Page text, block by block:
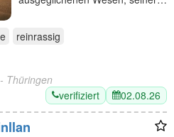
reinrassig
- Thüringen
verifiziert
02.08.26